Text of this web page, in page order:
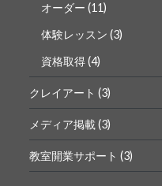
オーダー (11)
体験レッスン (3)
資格取得(4)
クレイアート (3)
メディア掲載 (3)
教室開業サポート (3)